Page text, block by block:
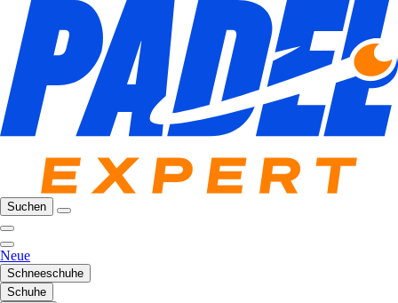
Suchen
Neue
Schneeschuhe
Schuhe